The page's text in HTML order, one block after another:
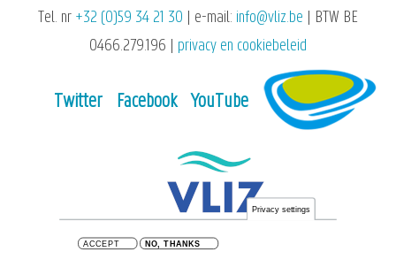
Tel. nr +32 (0)59 34 21 30 | e-mail: info@vliz.be | BTW BE
0466.279.196 | privacy en cookiebeleid
Twitter Facebook YouTube
Privacy settings
ACCEPT NO, THANKS